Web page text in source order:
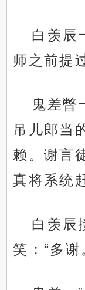
白羡辰
师之前提
鬼差瞥
吊儿郎当
赖。谢言
真将系统
白羡辰
笑：“多